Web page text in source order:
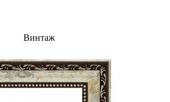
Винтаж